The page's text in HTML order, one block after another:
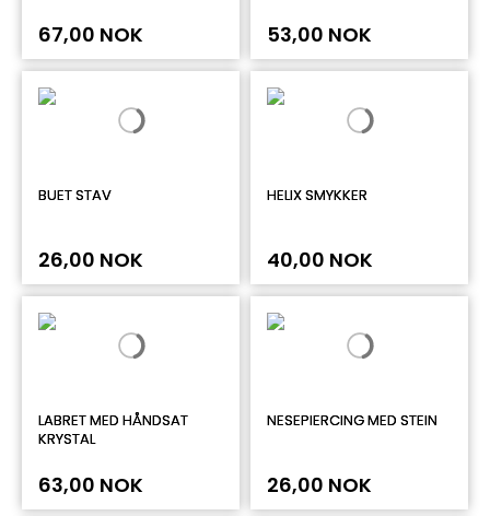
67,00 NOK 53,00 NOK
BUET STAV
26,00 NOK
HELIX SMYKKER
40,00 NOK
LABRET MED HÅNDSAT
KRYSTAL
63,00 NOK
NESEPIERCING MED STEIN
26,00 NOK